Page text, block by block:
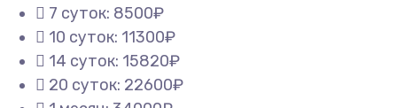
7 суток: 8500₽
10 суток: 11300₽
14 суток: 15820₽
20 суток: 22600₽